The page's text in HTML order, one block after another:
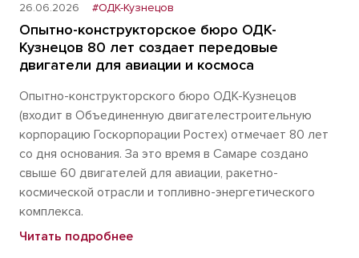
26.06.2026 #ОДК-Кузнецов
Опытно-конструкторское бюро ОДК-
Кузнецов 80 лет создает передовые
двигатели для авиации и космоса
Опытно-конструкторского бюро ОДК-Кузнецов
(входит в Объединенную двигателестроительную
корпорацию Госкорпорации Ростех) отмечает 80 лет
со дня основания. За это время в Самаре создано
свыше 60 двигателей для авиации, ракетно-
космической отрасли и топливно-энергетического
комплекса.
Читать подробнее